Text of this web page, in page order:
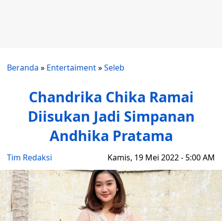
Beranda » Entertaiment»Seleb
Chandrika Chika Ramai
Diisukan Jadi Simpanan
Andhika Pratama
Tim Redaksi Kamis, 19 Mei 2022 - 5:00 AM